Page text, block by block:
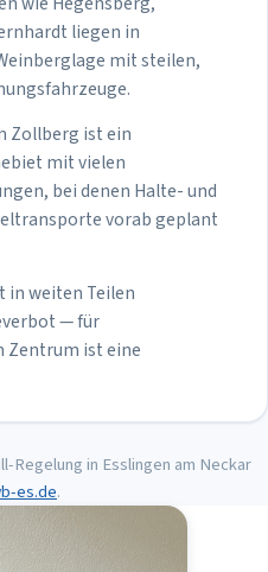
liegen in
mit steilen,
Zollberg ist ein
mit vielen
bei denen Halte- und
vorab geplant
in weiten Teilen
— für
Zentrum ist eine
Regelung in Esslingen am Neckar
es.de.